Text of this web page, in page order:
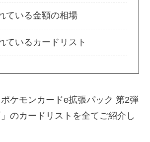
ている金額の相場
ているカードリスト
ケモンカードe拡張パック 第2弾
」のカードリストを全てご紹介し